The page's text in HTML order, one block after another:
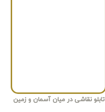
تابلو نقاشی در میان آسمان و زمین